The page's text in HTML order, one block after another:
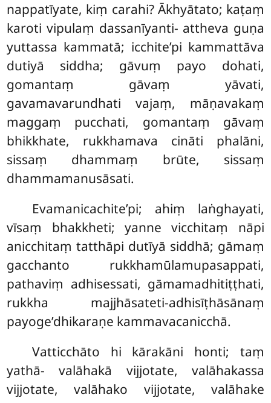
nappatīyate, kiṃ carahi? Ākhyātato; kaṭaṃ
karoti vipulaṃ dassanīyanti- attheva guṇa
yuttassa kammatā; icchite’pi kammattāva
dutiyā siddha; gāvuṃ payo dohati,
gomantaṃ gāvaṃ yāvati,
gavamavarundhati vajaṃ, māṇavakaṃ
maggaṃ pucchati, gomantaṃ gāvaṃ
bhikkhate, rukkhamava cināti phalāni,
sissaṃ dhammaṃ brūte, sissaṃ
dhammamanusāsati.
Evamanicachite’pi; ahiṃ laṅghayati,
vīsaṃ bhakkheti; yanne vicchitaṃ nāpi
anicchitaṃ tatthāpi dutīyā siddhā; gāmaṃ
gacchanto rukkhamūlamupasappati,
pathaviṃ adhisessati, gāmamadhitiṭṭhati,
rukkha majjhāsateti-adhisīṭhāsānaṃ
payoge’dhikaraṇe kammavacanicchā.
Vatticchāto hi kārakāni honti; taṃ
yathā- valāhakā vijjotate, valāhakassa
vijjotate, valāhako vijjotate, valāhake